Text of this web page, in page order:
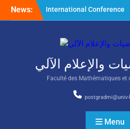
SkipNews:
International Conference
on Nonlinear
والإعلام الآلي
Faculté des Mathématiques et
postgradmi@univ-
Menu